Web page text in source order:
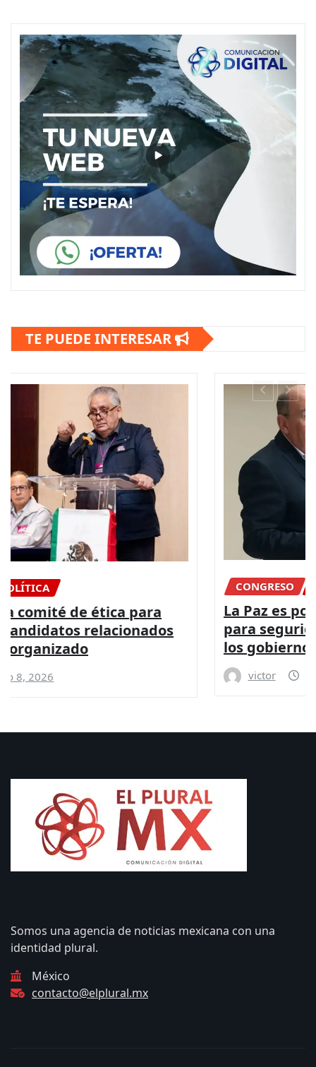
TE PUEDE INTERESAR
CONGRESO NACIONAL
La Paz es posible con más presupuesto
para seguridad y coordinación entre
los gobiernos: PRI
victor
Somos una agencia de noticias mexicana con una
identidad plural.
México
contacto@elplural.mx